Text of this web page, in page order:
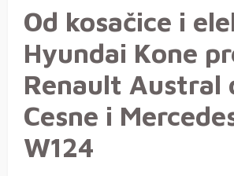
Od kosačice i
Hyundai Kone
Renault Austral
Cesne i
W124